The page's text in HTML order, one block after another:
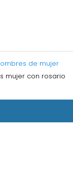
de mujer
mujer con rosario